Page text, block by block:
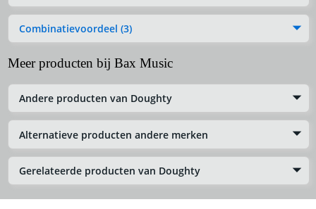
Combinatievoordeel (3)
Meer producten bij Bax Music
Andere producten van Doughty
Alternatieve producten andere merken
Gerelateerde producten van Doughty